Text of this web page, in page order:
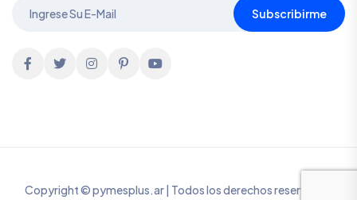
Subscribirme
Copyright © pymesplus.ar | Todos los derechos reservados